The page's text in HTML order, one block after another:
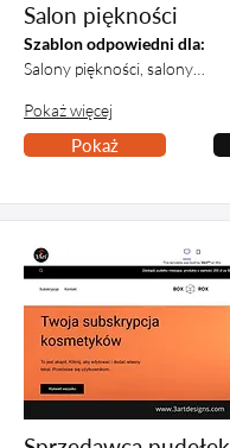
Salon piękności
Szablon odpowiedni dla:
Salony piękności, salony…
Pokaż więcej
Pokaż